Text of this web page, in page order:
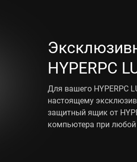
HYPERPC
Для вашего HYPERPC
настоящему
защитный ящик от
компьютера при любой